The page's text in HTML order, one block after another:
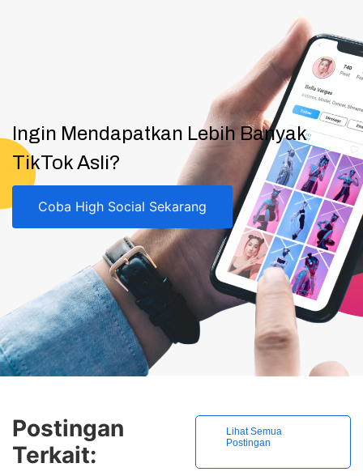
Ingin Mendapatkan Lebih Banyak
TikTok Asli?
Coba High Social Sekarang
Postingan
Terkait:
Lihat Semua
Postingan